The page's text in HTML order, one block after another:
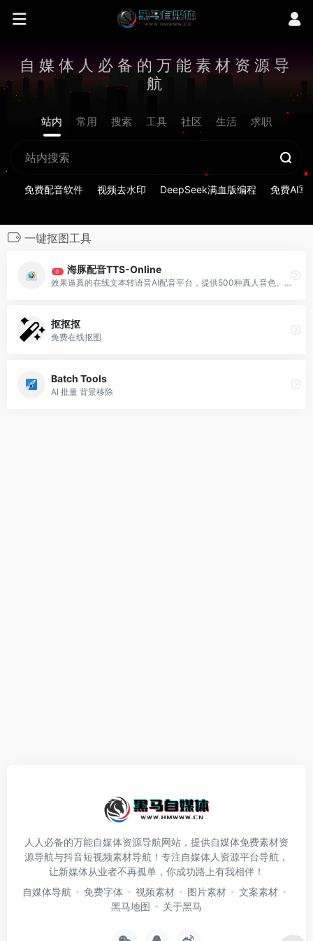
自媒体人必备的万能素材资源导
航
站内 常用 搜索 工具 社区 生活 求职
免费配音软件 视频去水印 DeepSeek满血版编程 免费AI写
一键抠图工具
荐 海豚配音TTS-Online
效果逼真的在线文本转语音AI配音平台，提供500种真人音色、1500种二次元音色
抠抠抠
免费在线抠图
Batch Tools
AI 批量 背景移除
人人必备的万能自媒体资源导航网站，提供自媒体免费素材资
源导航与抖音短视频素材导航！专注自媒体人资源平台导航，
让新媒体从业者不再孤单，你成功路上有我相伴！
自媒体导航
免费字体 视频素材 图片素材
文案素材
黑马地图
关于黑马